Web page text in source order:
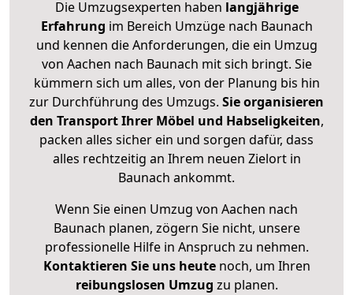
Die Umzugsexperten haben langjährige
Erfahrung im Bereich Umzüge nach Baunach
und kennen die Anforderungen, die ein Umzug
von Aachen nach Baunach mit sich bringt. Sie
kümmern sich um alles, von der Planung bis hin
zur Durchführung des Umzugs. Sie organisieren
den Transport Ihrer Möbel und Habseligkeiten,
packen alles sicher ein und sorgen dafür, dass
alles rechtzeitig an Ihrem neuen Zielort in
Baunach ankommt.
Wenn Sie einen Umzug von Aachen nach
Baunach planen, zögern Sie nicht, unsere
professionelle Hilfe in Anspruch zu nehmen.
Kontaktieren Sie uns heutenoch, um Ihren
reibungslosen Umzug zu planen.